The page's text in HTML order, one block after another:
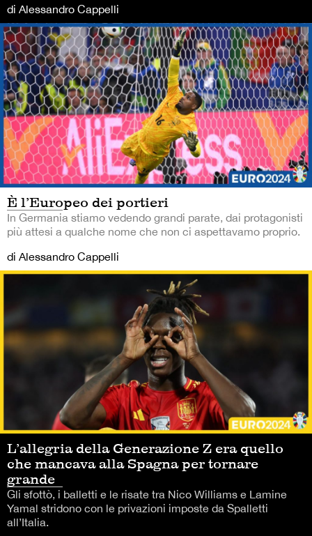
di Alessandro Cappelli
È l’Europeo dei portieri
In Germania stiamo vedendo grandi parate, dai protagonisti
più attesi a qualche nome che non ci aspettavamo proprio.
di Alessandro Cappelli
L’allegria della Generazione Z era quello
che mancava alla Spagna per tornare
grande
Gli sfottò, i balletti e le risate tra Nico Williams e Lamine
Yamal stridono con le privazioni imposte da Spalletti
all’Italia.